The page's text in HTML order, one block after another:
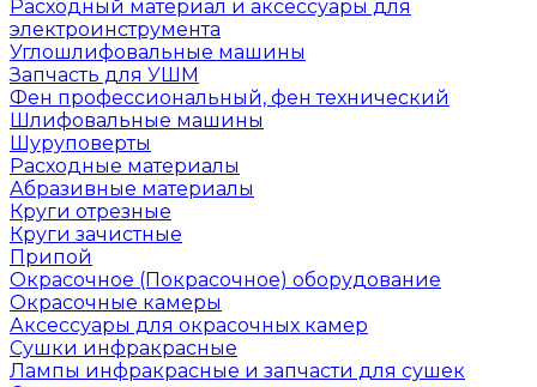
Расходный материал и аксессуары для
электроинструмента
Углошлифовальные машины
Запчасть для УШМ
Фен профессиональный, фен технический
Шлифовальные машины
Шуруповерты
Расходные материалы
Абразивные материалы
Круги отрезные
Круги зачистные
Припой
Окрасочное (Покрасочное) оборудование
Окрасочные камеры
Аксессуары для окрасочных камер
Сушки инфракрасные
Лампы инфракрасные и запчасти для сушек